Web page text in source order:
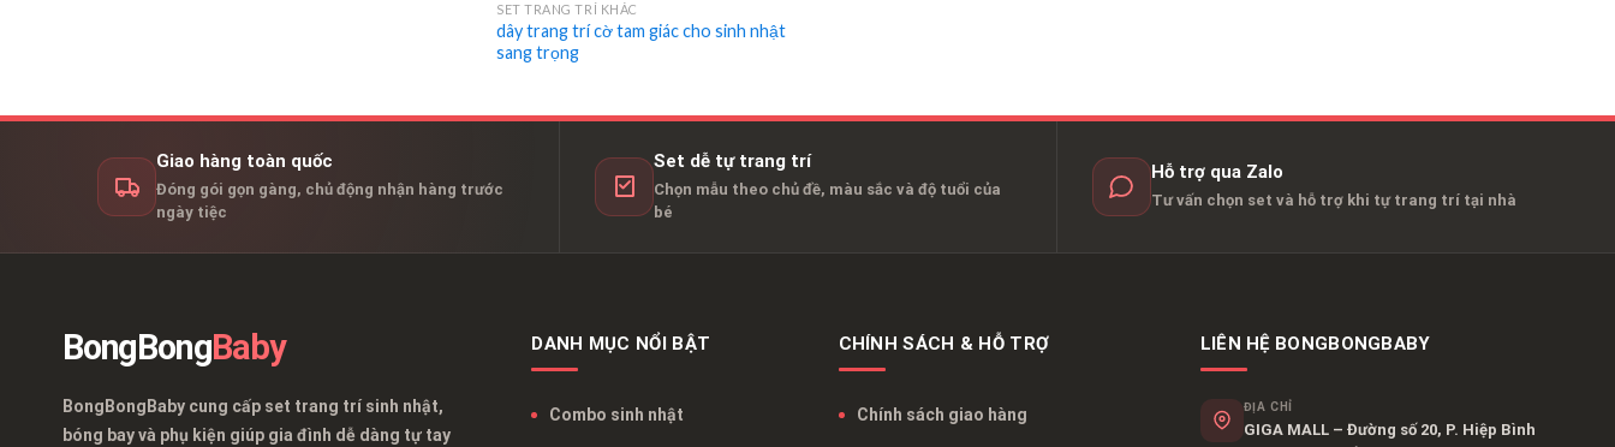
SET TRANG TRÍ KHÁC
dây trang trí cờ tam giác cho sinh nhật
sang trọng
Giao hàng toàn quốc
Đóng gói gọn gàng, chủ động nhận hàng trước
ngày tiệc
Set dễ tự trang trí
Chọn mẫu theo chủ đề, màu sắc và độ tuổi của
bé
Hỗ trợ qua Zalo
Tư vấn chọn set và hỗ trợ khi tự trang trí tại nhà
BongBongBaby
BongBongBaby cung cấp set trang trí sinh nhật,
bóng bay và phụ kiện giúp gia đình dễ dàng tự tay
DANH MỤC NỔI BẬT
Combo sinh nhật
CHÍNH SÁCH & HỖ TRỢ
Chính sách giao hàng
LIÊN HỆ BONGBONGBABY
ĐỊA CHỈ
GIGA MALL – Đường số 20, P. Hiệp Bình